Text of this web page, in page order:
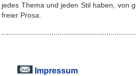
jedes Thema und jeden Stil haben, von
freier Prosa.
Impressum